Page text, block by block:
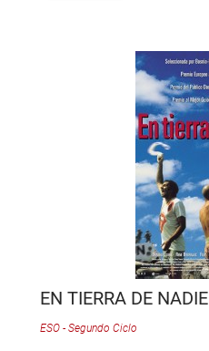
EN TIERRA DE NADIE
ESO - Segundo Ciclo